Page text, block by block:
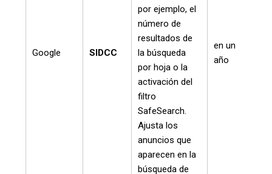
Google SIDCC
por ejemplo, el
número de
resultados de
la búsqueda
por hoja o la
activación del
filtro
SafeSearch.
Ajusta los
anuncios que
aparecen en la
búsqueda de
en un
año